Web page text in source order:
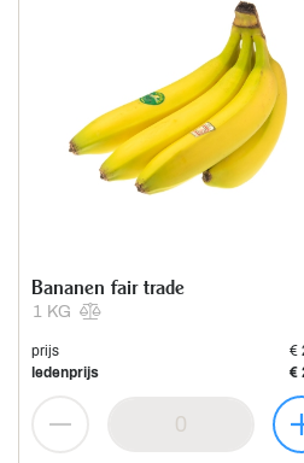
1 KG
Bananen fair trade
prijs
€
ledenprijs
€